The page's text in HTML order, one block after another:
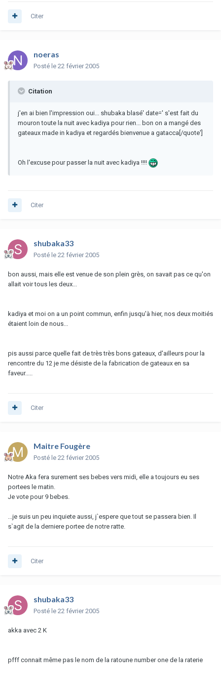
Citer
noeras
Posté le 22 février 2005
Citation
j'en ai bien l'impression oui... shubaka blasé' date=' s'est fait du
mouron toute la nuit avec kadiya pour rien... bon on a mangé des
gateaux made in kadiya et regardés bienvenue a gatacca[/quote']
Oh l'excuse pour passer la nuit avec kadiya !!!!
Citer
shubaka33
Posté le 22 février 2005
bon aussi, mais elle est venue de son plein grès, on savait pas ce qu'on
allait voir tous les deux...
kadiya et moi on a un point commun, enfin jusqu'à hier, nos deux moitiés
étaient loin de nous...
pis aussi parce quelle fait de très très bons gateaux, d'ailleurs pour la
rencontre du 12 je me désiste de la fabrication de gateaux en sa
faveur.....
Citer
Maitre Fougère
Posté le 22 février 2005
Notre Aka fera surement ses bebes vers midi, elle a toujours eu ses
portees le matin.
Je vote pour 9 bebes.
...je suis un peu inquiete aussi, j`espere que tout se passera bien. Il
s`agit de la derniere portee de notre ratte.
Citer
shubaka33
Posté le 22 février 2005
akka avec 2 K
pfff connait même pas le nom de la ratoune number one de la raterie